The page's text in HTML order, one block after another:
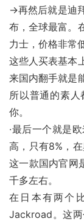
→再然后就是迪
布，全球最富。
力士，价格非常低
这些人买表基本
来国内翻手就是
所以普通的素
你。
·最后一个就是
高，只有8%，
这一款国内官网
千多左右。
在日本有两个
Jackroad。这